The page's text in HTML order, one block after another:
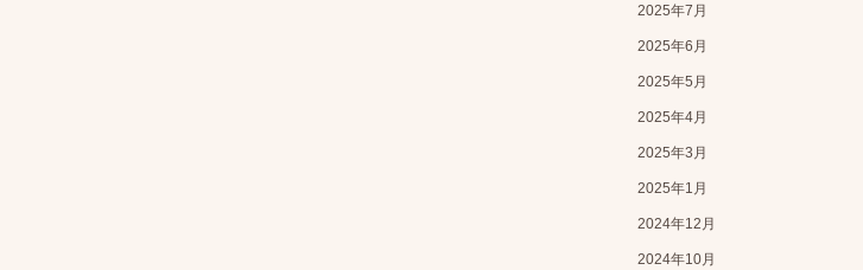
2025年7月
2025年6月
2025年5月
2025年4月
2025年3月
2025年1月
2024年12月
2024年10月